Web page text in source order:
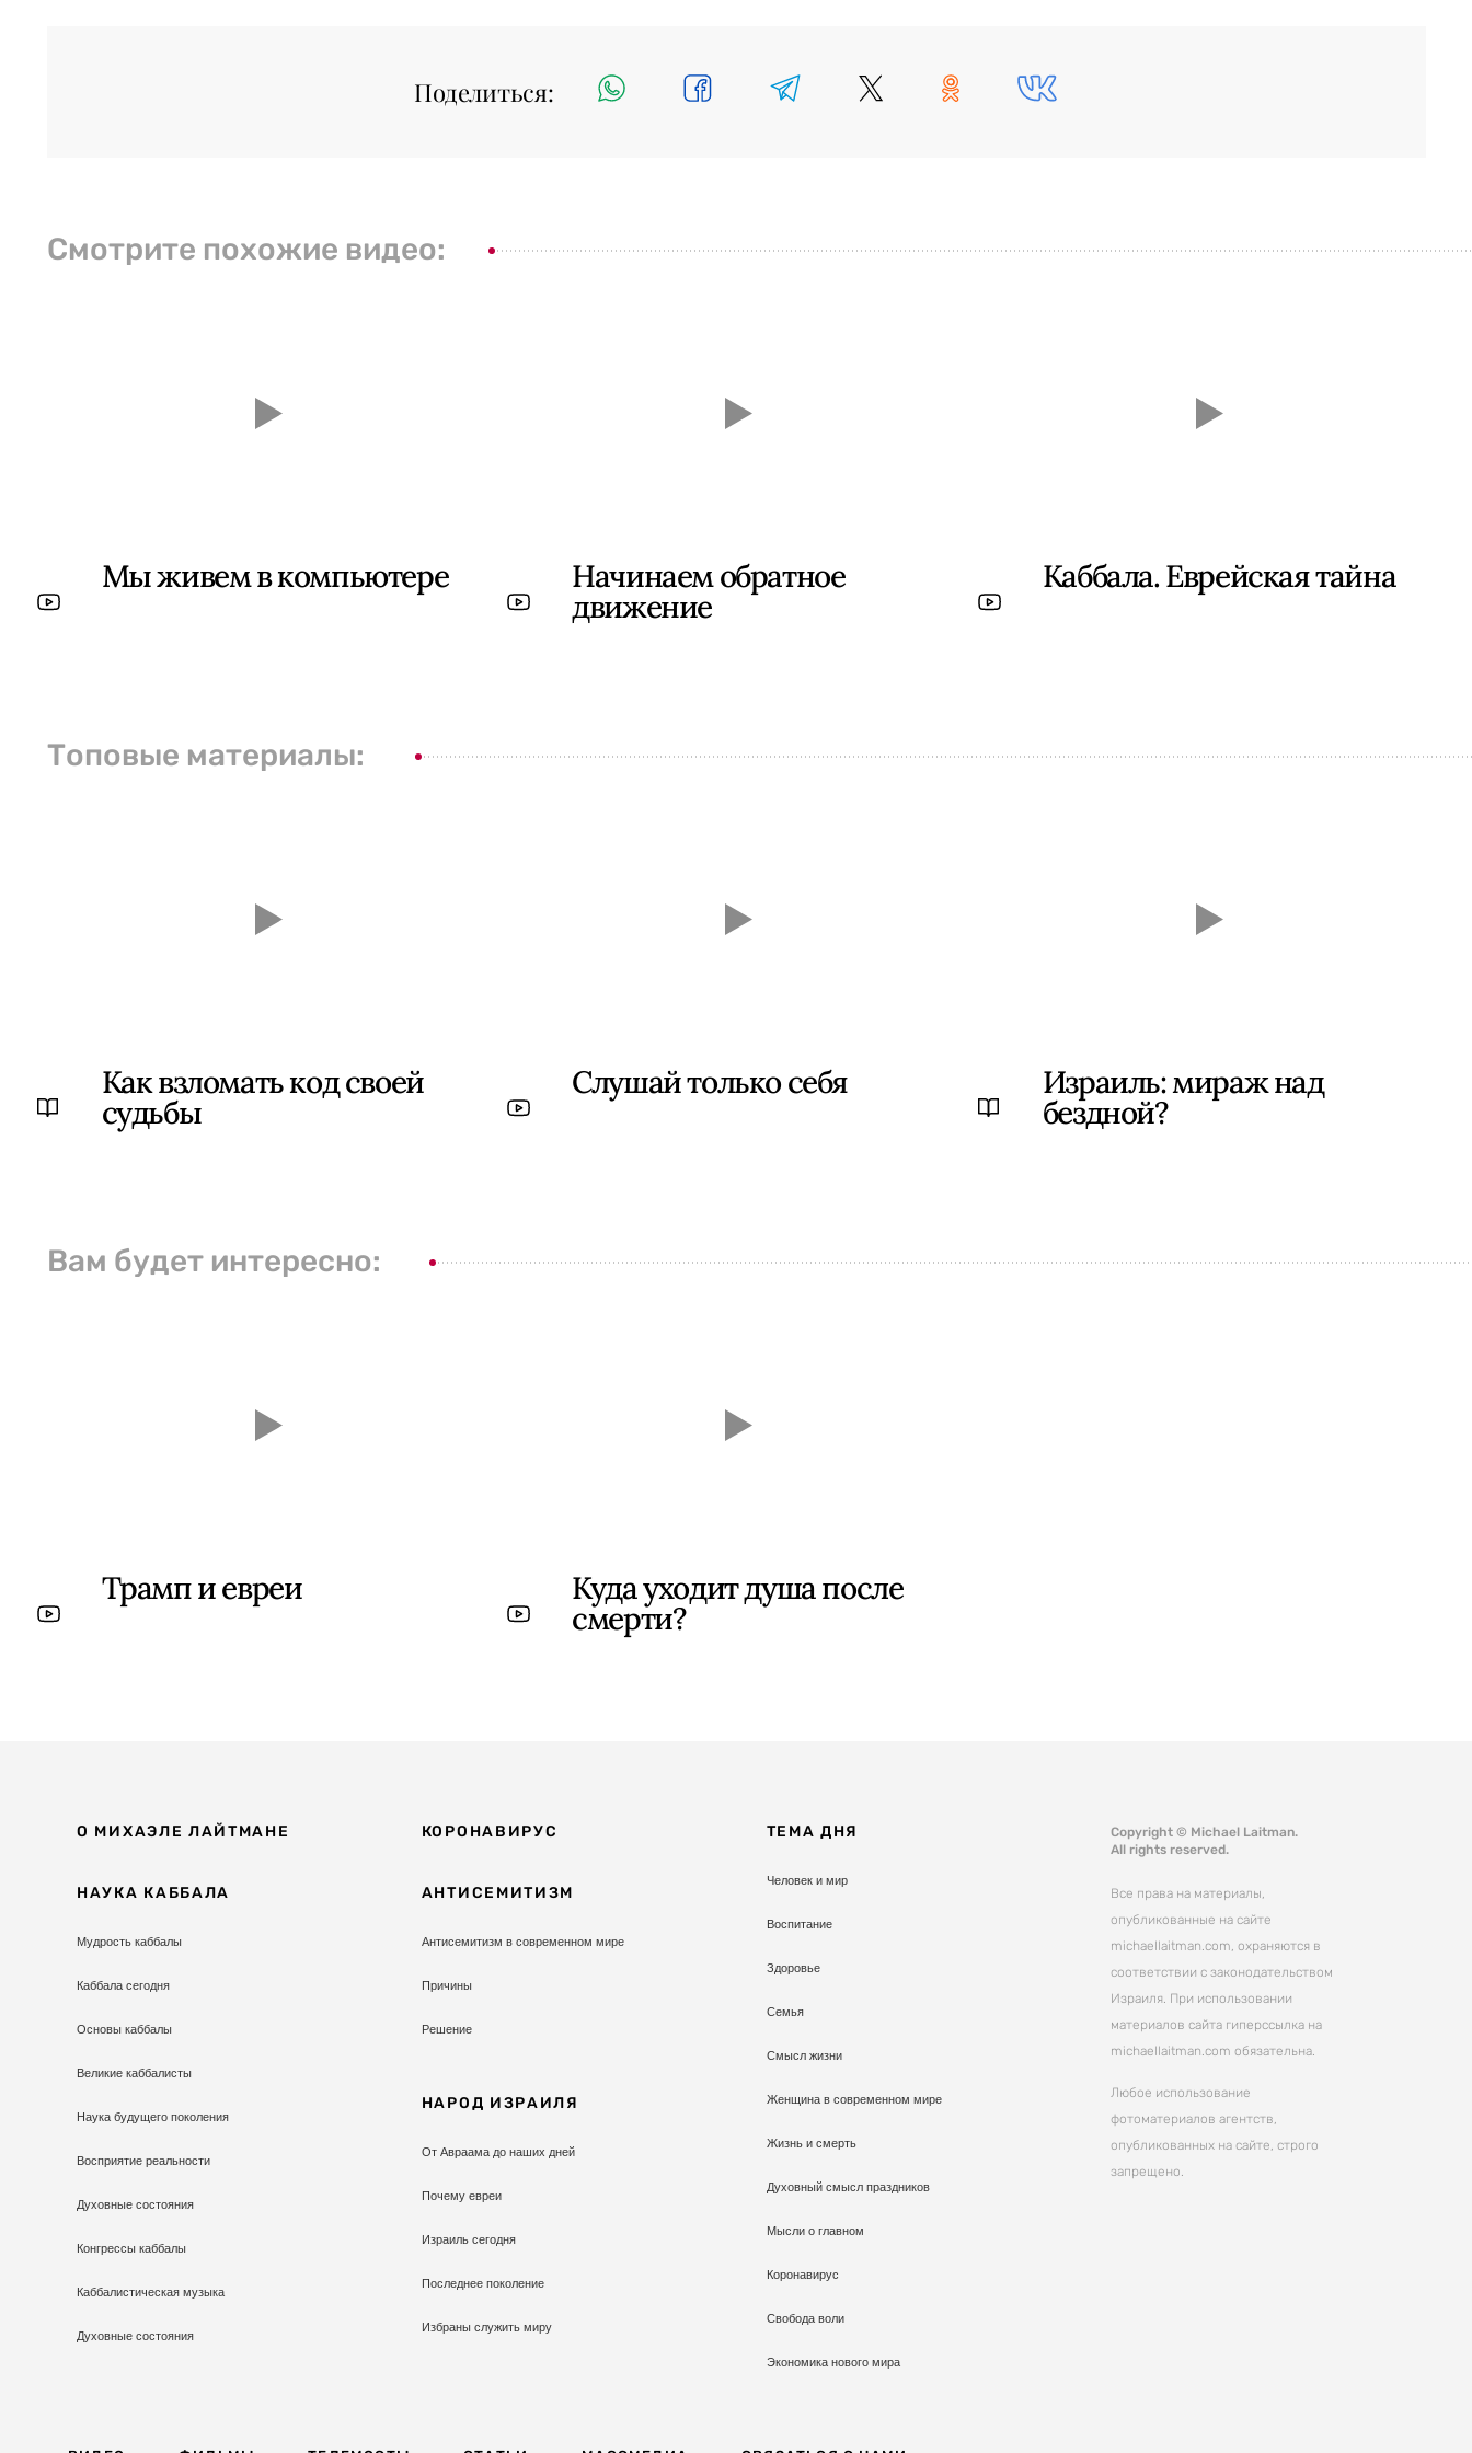
Поделиться:
Смотрите похожие видео:
Мы живем в компьютере Начинаем обратное
движение
Каббала. Еврейская тайна
Топовые материалы:
Как взломать код своей
судьбы
Слушай только себя Израиль: мираж над
бездной?
Вам будет интересно:
Трамп и евреи Куда уходит душа после
смерти?
О МИХАЭЛЕ ЛАЙТМАНЕ
НАУКА КАББАЛА
Мудрость каббалы
Каббала сегодня
Основы каббалы
Великие каббалисты
Наука будущего поколения
Восприятие реальности
Духовные состояния
Конгрессы каббалы
Каббалистическая музыка
Духовные состояния
КОРОНАВИРУС
АНТИСЕМИТИЗМ
Антисемитизм в современном мире
Причины
Решение
НАРОД ИЗРАИЛЯ
От Авраама до наших дней
Почему евреи
Израиль сегодня
Последнее поколение
Избраны служить миру
ТЕМА ДНЯ
Человек и мир
Воспитание
Здоровье
Семья
Смысл жизни
Женщина в современном мире
Жизнь и смерть
Духовный смысл праздников
Мысли о главном
Коронавирус
Свобода воли
Экономика нового мира
Copyright © Michael Laitman.
All rights reserved.
Все права на материалы,
опубликованные на сайте
michaellaitman.com, охраняются в
соответствии с законодательством
Израиля. При использовании
материалов сайта гиперссылка на
michaellaitman.com обязательна.
Любое использование
фотоматериалов агентств,
опубликованных на сайте, строго
запрещено.